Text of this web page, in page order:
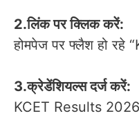
2.लिंक पर क्लिक करें:
होमपेज पर फ्लैश हो
3.क्रेडेंशियल्स दर्ज करें:
KCET Results